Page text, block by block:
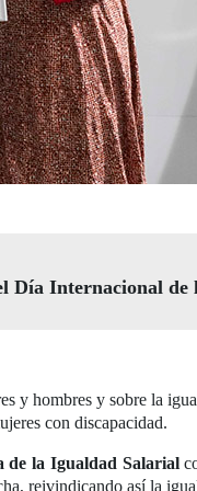
Día Internacional de
y hombres y sobre la
con discapacidad.
de la Igualdad Salarial
reivindicando así la